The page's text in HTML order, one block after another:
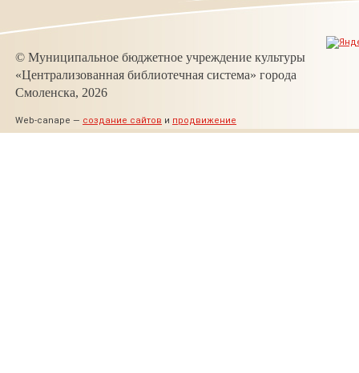
© Муниципальное бюджетное учреждение культуры
«Централизованная библиотечная система» города
Смоленска, 2026
Web-canape — создание сайтов и продвижение